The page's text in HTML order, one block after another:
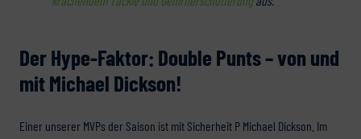
Der Hype-Faktor: Double Punts – von und
mit Michael Dickson!
Einer unserer MVPs der Saison ist mit Sicherheit P Michael Dickson. Im